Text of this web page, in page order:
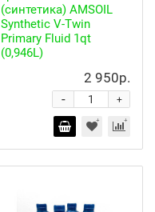
(синтетика) AMSOIL
Synthetic V-Twin
Primary Fluid 1qt
(0,946L)
2 950р.
+
-